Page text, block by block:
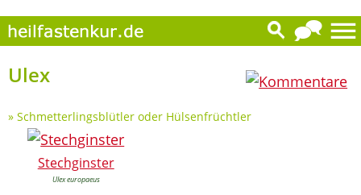
Ulex
» Schmetterlingsblütler oder Hülsenfrüchtler
Stechginster
Ulex europaeus